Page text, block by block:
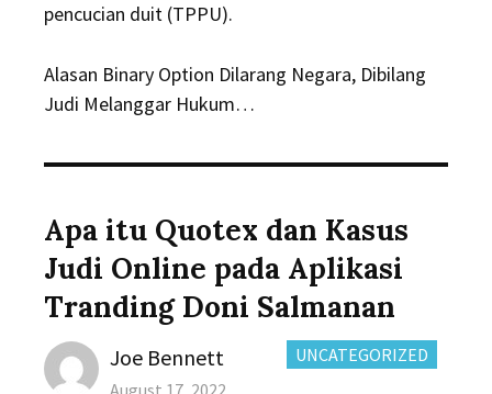
pencucian duit (TPPU).
Alasan Binary Option Dilarang Negara, Dibilang
Judi Melanggar Hukum…
Apa itu Quotex dan Kasus
Judi Online pada Aplikasi
Tranding Doni Salmanan
CATEGORIES:
UNCATEGORIZED
Author
Joe Bennett
Posted
August 17, 2022